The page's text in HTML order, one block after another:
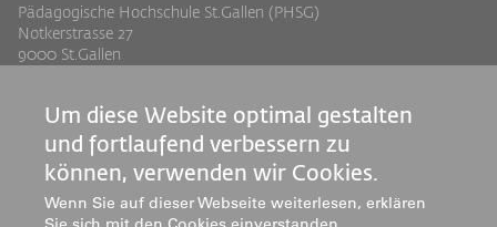
Pädagogische Hochschule St.Gallen (PHSG)
Notkerstrasse 27
9000 St.Gallen
Footer
Links
Standorte
Jobs
Medien
Footer
rechts
Studium
Weiterbildung
Forschung & Entwicklung
Um diese Website optimal gestalten
und fortlaufend verbessern zu
können, verwenden wir Cookies.
Wenn Sie auf dieser Webseite weiterlesen, erklären